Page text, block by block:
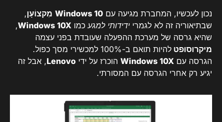
נכון לעכשיו, המחברת מגיעה עם Windows 10 מִקצוֹעָן,
שבתיאוריה זה לא לגמרי ידידותי למגעכמו Windows 10X
,
שהיא גרסה של מערכת ההפעלה שעובדת בפני עצמה
מיקרוסופט
להיות תואם ב-100% למכשירי מסך כפול.
הגרסה עם Windows 10X הוכרז על ידי Lenovo, אבל זה
יגיע רק אחרי הגרסה עם המסורתי.